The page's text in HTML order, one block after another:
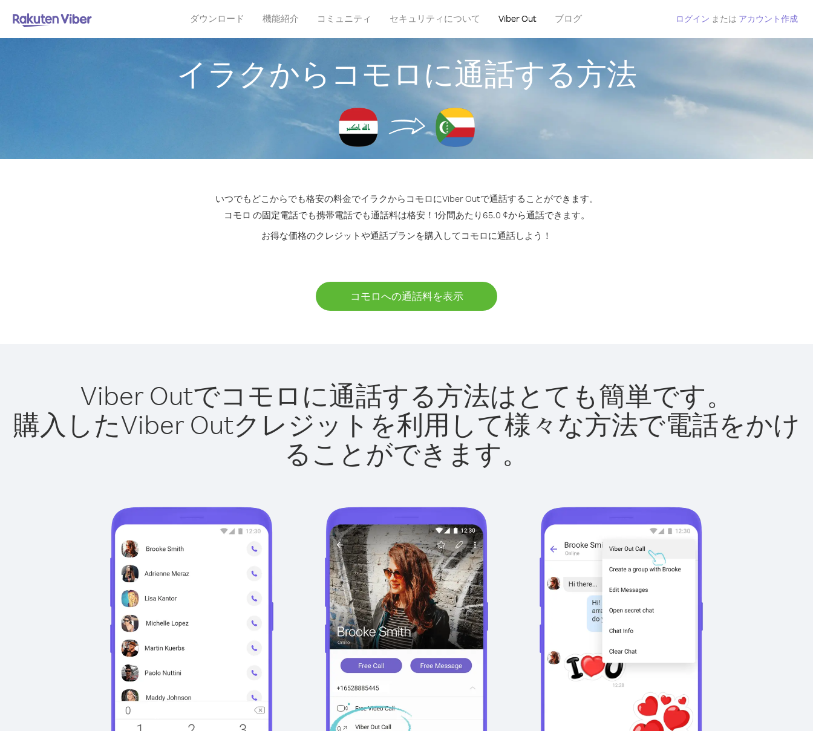
ダウンロード 機能紹介 コミュニティ セキュリティについて Viber Out ブログ ログイン または アカウント作成
イラクからコモロに通話する方法
いつでもどこからでも格安の料金でイラクからコモロにViber Outで通話することができます。
コモロ の固定電話でも携帯電話でも通話料は格安！1分間あたり65.0 ¢から通話できます。
お得な価格のクレジットや通話プランを購入してコモロに通話しよう！
コモロへの通話料を表示
Viber Outでコモロに通話する方法はとても簡単です。
購入したViber Outクレジットを利用して様々な方法で電話をかけ
ることができます。